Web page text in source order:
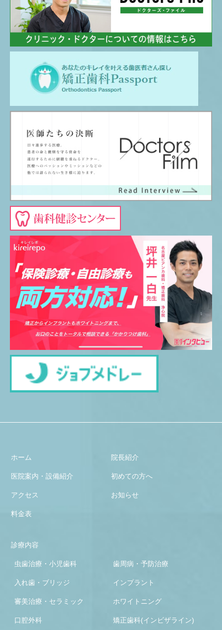
ホーム 院長紹介
医院案内・設備紹介 初めての方へ
アクセス お知らせ
料金表
診療内容
虫歯治療・小児歯科 歯周病・予防治療
入れ歯・ブリッジ インプラント
審美治療・セラミック ホワイトニング
口腔外科 矯正歯科(インビザライン)